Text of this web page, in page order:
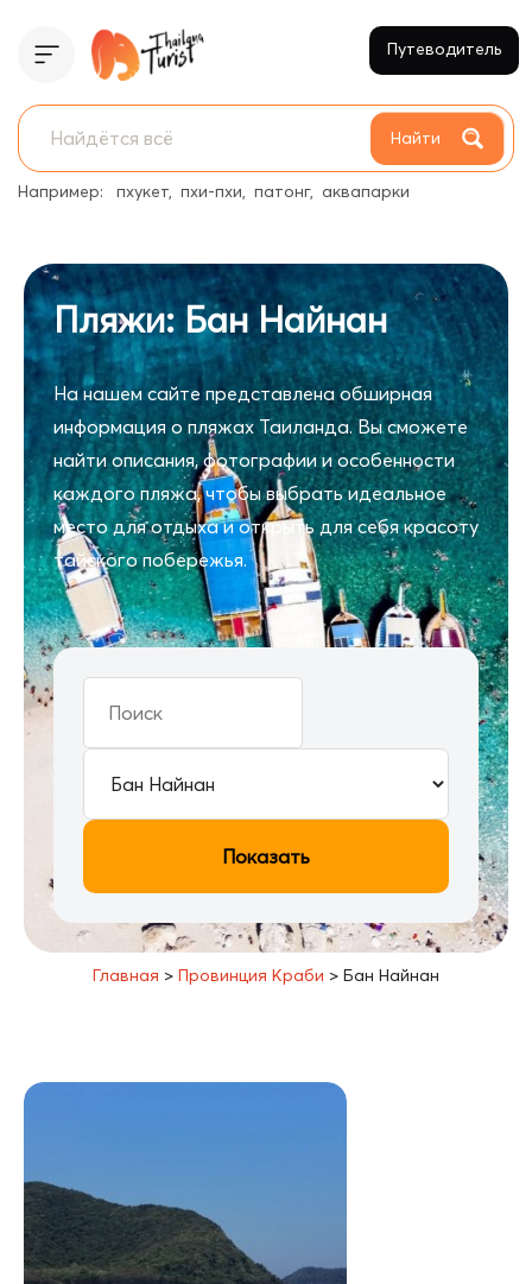
Найти
Например: пхукет пхи-пхи патонг аквапарки
Путеводитель
Пляжи: Бан Найнан
На нашем сайте представлена обширная
информация о пляжах Таиланда. Вы сможете
найти описания, фотографии и особенности
каждого пляжа, чтобы выбрать идеальное
место для отдыха и открыть для себя красоту
тайского побережья.
Показать
Главная > Провинция Краби > Бан Найнан